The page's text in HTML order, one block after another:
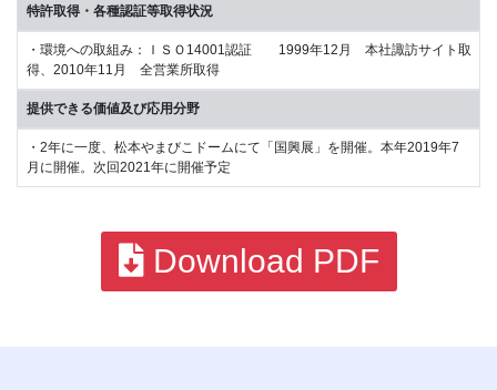
特許取得・各種認証等取得状況
・環境への取組み：ＩＳＯ14001認証 1999年12月 本社諏訪サイト取
得、2010年11月 全営業所取得
提供できる価値及び応用分野
・2年に一度、松本やまびこドームにて「国興展」を開催。本年2019年7
月に開催。次回2021年に開催予定
Download PDF